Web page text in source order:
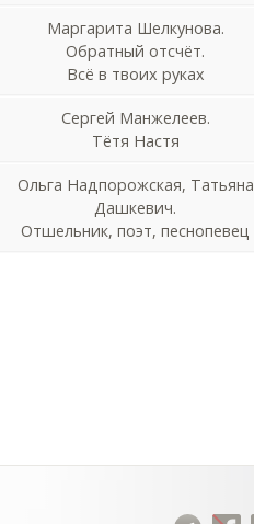
Маргарита Шелкунова.
Обратный отсчёт.
Всё в твоих руках
Сергей Манжелеев.
Тётя Настя
Ольга Надпорожская, Татьяна
Дашкевич.
Отшельник, поэт, песнопевец